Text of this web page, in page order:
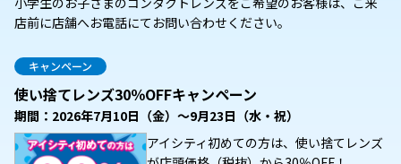
店前に店舗へお電話にてお問い合わせください。
キャンペーン
使い捨てレンズ30％OFFキャンペーン
期間：2026年7月10日（金）～9月23日（水・祝）
アイシティ初めての方は、使い捨てレンズ